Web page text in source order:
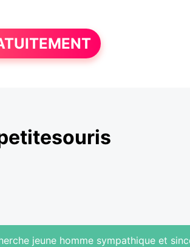
jeune homme sympathique et